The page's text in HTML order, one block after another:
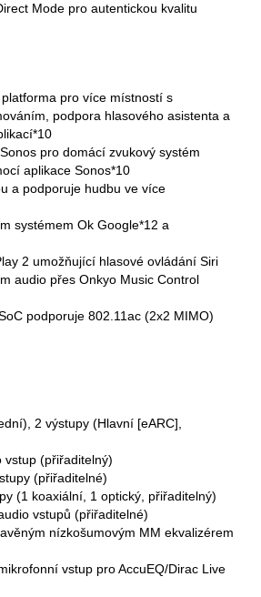
Mode pro autentickou kvalitu
platforma pro více místností s
podpora hlasového asistenta a
pro domácí zvukový systém
aplikace Sonos*10
a podporuje hudbu ve více
systémem Ok Google*12 a
2 umožňující hlasové ovládání Siri
audio přes Onkyo Music Control
podporuje 802.11ac (2x2 MIMO)
2 výstupy (Hlavní [eARC],
vstup (přiřaditelný)
(přiřaditelné)
(1 koaxiální, 1 optický, přiřaditelný)
vstupů (přiřaditelné)
nízkošumovým MM ekvalizérem
vstup pro AccuEQ/Dirac Live